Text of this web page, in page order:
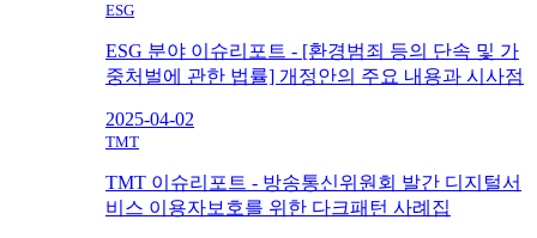
ESG
ESG 분야 이슈리포트 - [환경범죄 등의 단속 및 가
중처벌에 관한 법률] 개정안의 주요 내용과 시사점
2025-04-02
TMT
TMT 이슈리포트 - 방송통신위원회 발간 디지털서
비스 이용자보호를 위한 다크패턴 사례집